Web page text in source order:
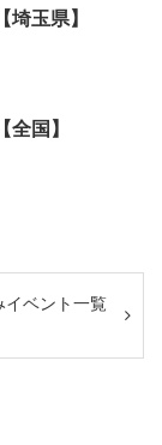
玉県】
国】
イベント一覧